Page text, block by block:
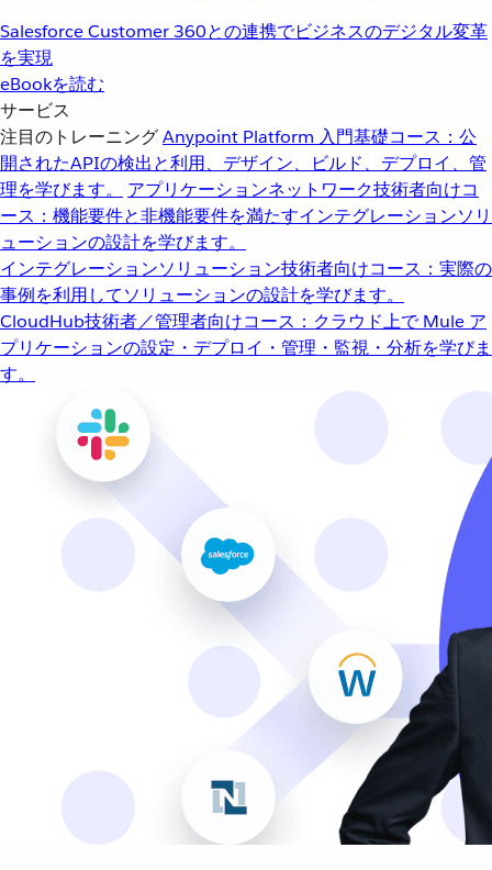
Salesforce Customer 360との連携でビジネスのデジタル変革
を実現
eBookを読む
サービス
注目のトレーニングAnypoint Platform 入門基礎コース：公
開されたAPIの検出と利用、デザイン、ビルド、デプロイ、管
理を学びます。
アプリケーションネットワーク技術者向けコ
ース：機能要件と非機能要件を満たすインテグレーションソリ
ューションの設計を学びます。
インテグレーションソリューション技術者向けコース：実際の
事例を利用してソリューションの設計を学びます。
CloudHub技術者／管理者向けコース：クラウド上で Mule ア
プリケーションの設定・デプロイ・管理・監視・分析を学びま
す。